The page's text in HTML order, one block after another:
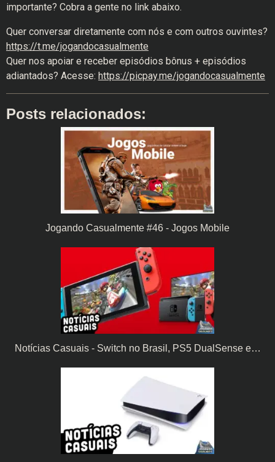
importante? Cobra a gente no link abaixo.
Quer conversar diretamente com nós e com outros ouvintes?
https://t.me/jogandocasualmente
Quer nos apoiar e receber episódios bônus + episódios
adiantados? Acesse: https://picpay.me/jogandocasualmente
Posts relacionados:
Jogando Casualmente #46 - Jogos Mobile
Notícias Casuais - Switch no Brasil, PS5 DualSense e…